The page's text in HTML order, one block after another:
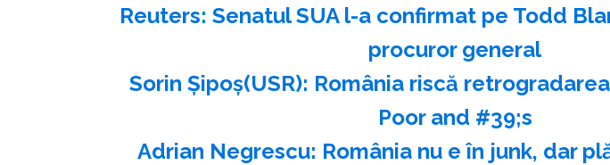
Reuters: Senatul SUA l-a confirmat pe Todd
procuror general
Sorin Şipoş(USR): România riscă
Poor and #39;s
Adrian Negrescu: România nu e în junk, dar